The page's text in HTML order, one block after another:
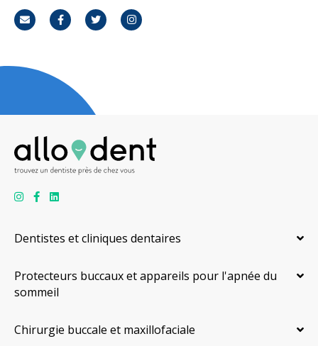
CourrielFacebookTwitterInstagram
Dentistes et cliniques dentaires
Protecteurs buccaux et appareils pour l'apnée du
sommeil
Chirurgie buccale et maxillofaciale